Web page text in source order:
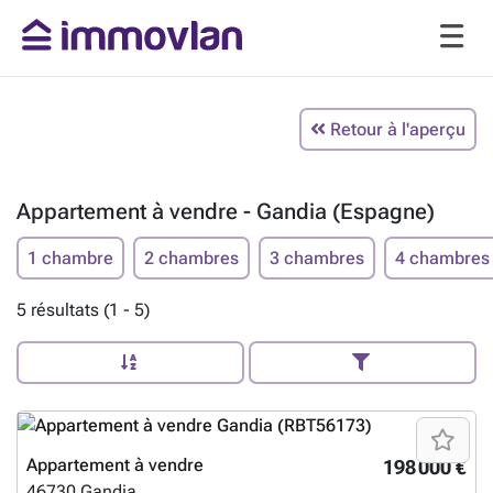
Retour à l'aperçu
Appartement à vendre - Gandia (Espagne)
1 chambre 2 chambres 3 chambres 4 chambres
5 résultats (1 - 5)
198 000 €
Appartement à vendre